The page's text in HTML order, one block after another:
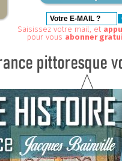
Saisissez votre mail, et
pour vous abonner